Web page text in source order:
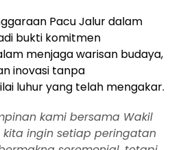
Pacu Jalur dalam
bukti komitmen
menjaga warisan budaya,
inovasi tanpa
luhur yang telah mengakar.
kami bersama Wakil
kita ingin setiap peringatan